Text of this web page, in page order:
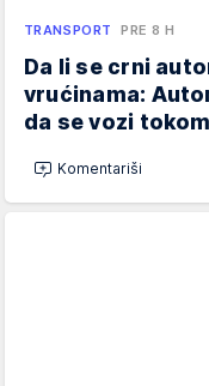
TRANSPORT PRE 8 H
Da li se crni
vrućinama:
da se vozi
Komentariši